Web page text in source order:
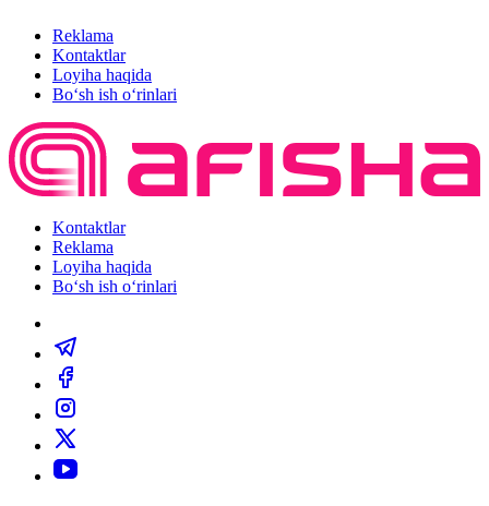
Reklama
Kontaktlar
Loyiha haqida
Bo‘sh ish o‘rinlari
Kontaktlar
Reklama
Loyiha haqida
Bo‘sh ish o‘rinlari